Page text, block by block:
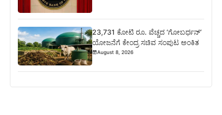
23,731 ಕೋಟಿ ರೂ. ವೆಚ್ಚದ ‘ಗೋಬರ್ಧನ್’
ಯೋಜನೆಗೆ ಕೇಂದ್ರ ಸಚಿವ ಸಂಪುಟ ಅಂಕಿತ
August 8, 2026